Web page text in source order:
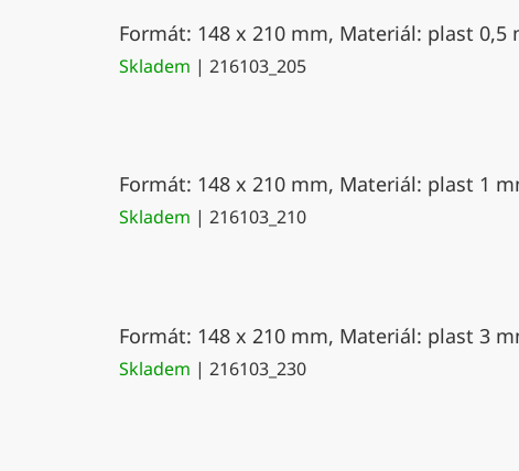
Formát: 148 x 210 mm, Materiál: plast
Skladem | 216103_205
Formát: 148 x 210 mm, Materiál: plast 1
Skladem | 216103_210
Formát: 148 x 210 mm, Materiál: plast 3
Skladem | 216103_230